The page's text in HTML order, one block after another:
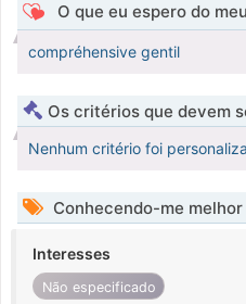
O que eu espero do
compréhensive gentil
Os critérios que devem
Nenhum critério foi
Conhecendo-me melhor
Interesses
Não especificado